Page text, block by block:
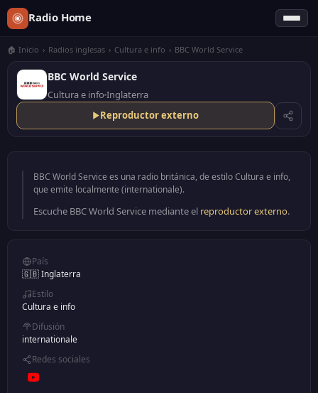
Radio Home
🏠 Inicio › Radios inglesas › Cultura e info › BBC World Service
BBC World Service
Cultura e info Inglaterra
Reproductor externo
BBC World Service es una radio británica, de estilo Cultura e info,
que emite localmente (internationale).
Escuche BBC World Service mediante el reproductor externo.
País
🇬🇧 Inglaterra
Estilo
Cultura e info
Difusión
internationale
Redes sociales